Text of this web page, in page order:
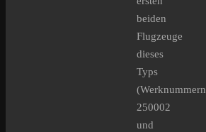
beiden
Flugzeuge
dieses
Typs
(Werknummern
250002
und